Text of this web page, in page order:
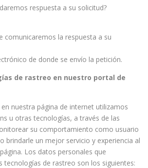
respuesta a su solicitud?
comunicaremos la respuesta a su
de donde se envío la petición.
de rastreo en nuestro portal de
nuestra página de internet utilizamos
u otras tecnologías, a través de las
su comportamiento como usuario
brindarle un mejor servicio y experiencia al
Los datos personales que
tecnologías de rastreo son los siguientes: